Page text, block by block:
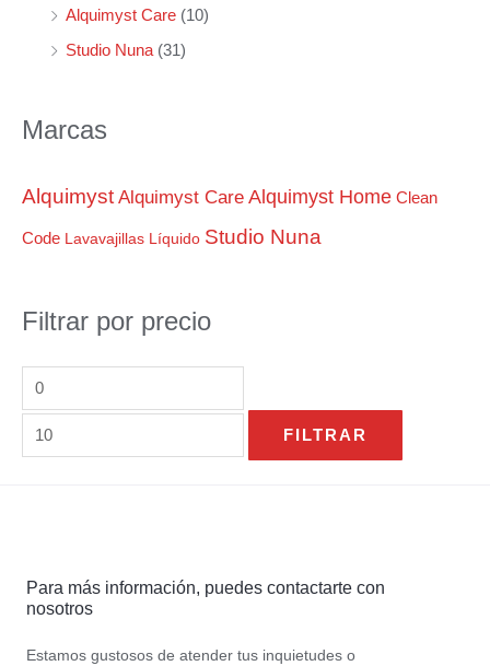
Alquimyst Care (10)
Studio Nuna (31)
Marcas
Alquimyst Alquimyst Care Alquimyst Home Clean
Code Lavavajillas Líquido Studio Nuna
Filtrar por precio
FILTRAR
Para más información, puedes contactarte con
nosotros
Estamos gustosos de atender tus inquietudes o